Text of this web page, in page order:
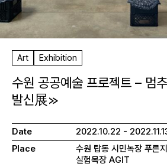
Art Exhibition
수원 공공예술 프로젝트 – 멈
발신展≫
Date
2022.10.22 -
Place
수원 탑동 시민녹장 푸른
실험목장 AGIT